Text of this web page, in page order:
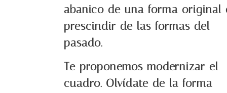
abanico de una forma original
prescindir de las formas del
pasado.
Te proponemos modernizar el
cuadro. Olvídate de la forma